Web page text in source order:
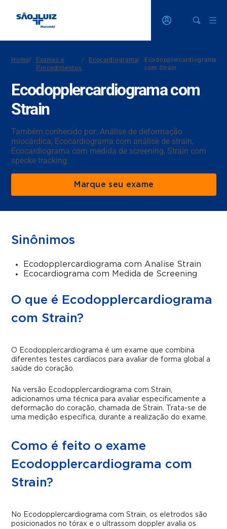
Home/
Exames e
Procedimentos
/ Ecocardiograma/
Ecodopplercardiograma
com Strain
Ecodopplercardiograma com
Strain
Também conhecido por: Análise de deformação
miocárdica, Ecocardiograma com análise de strain,
Ecocardiograma com medida de screening, Strain com
specke tracking.
Marque seu exame
Sinônimos
Ecodopplercardiograma com Analise Strain
Ecocardiograma com Medida de Screening
O que é Ecodopplercardiograma
com Strain?
O Ecodopplercardiograma é um exame que combina
diferentes testes cardíacos para avaliar de forma global a
saúde do coração.
Na versão Ecodopplercardiograma com Strain,
adicionamos uma técnica para avaliar especificamente a
deformação do coração, chamada de Strain. Trata-se de
uma medição específica, durante a realização do exame.
Como é feito o exame
Ecodopplercardiograma com
Strain?
No Ecodopplercardiograma com Strain, os eletrodos são
posicionados no tórax e o ultrassom doppler avalia os